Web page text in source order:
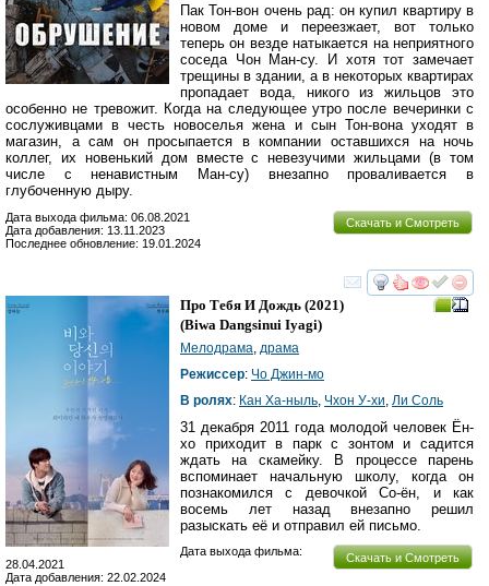
Пак Тон-вон очень рад: он купил квартиру в
новом доме и переезжает, вот только
теперь он везде натыкается на неприятного
соседа Чон Ман-су. И хотя тот замечает
трещины в здании, а в некоторых квартирах
пропадает вода, никого из жильцов это
особенно не тревожит. Когда на следующее утро после вечеринки с
сослуживцами в честь новоселья жена и сын Тон-вона уходят в
магазин, а сам он просыпается в компании оставшихся на ночь
коллег, их новенький дом вместе с невезучими жильцами (в том
числе с ненавистным Ман-су) внезапно проваливается в
глубоченную дыру.
Скачать и Смотреть
Дата выхода фильма: 06.08.2021
Дата добавления: 13.11.2023
Последнее обновление: 19.01.2024
смотреть
Про Тебя И Дождь (2021)
(Biwa Dangsinui Iyagi)
Мелодрама драма
Режиссер: Чо Джин-мо
В ролях: Кан Ха-ныль Чхон У-хи Ли Соль
31 декабря 2011 года молодой человек Ён-
хо приходит в парк с зонтом и садится
ждать на скамейку. В процессе парень
вспоминает начальную школу, когда он
познакомился с девочкой Со-ён, и как
восемь лет назад внезапно решил
разыскать её и отправил ей письмо.
Скачать и Смотреть
Дата выхода фильма:
28.04.2021
Дата добавления: 22.02.2024